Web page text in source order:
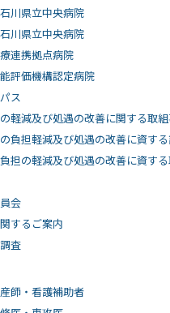
川県立中央病院
川県⽴中央病院
連携拠点病院
評価機構認定病院
ス
軽減及び処遇の改善に関する取
負担軽減及び処遇の改善に資す
担の軽減及び処遇の改善に資す
会
するご案内
査
師・看護補助者